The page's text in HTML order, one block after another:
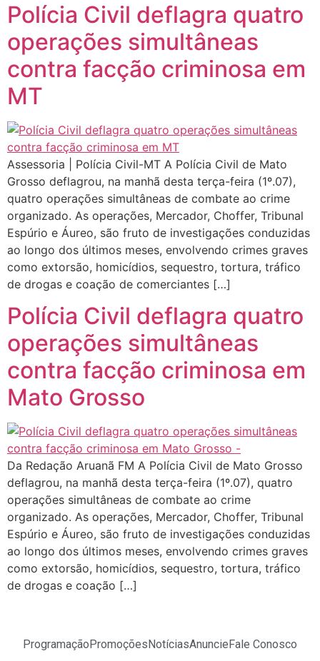
Polícia Civil deflagra quatro
operações simultâneas
contra facção criminosa em
MT
Assessoria | Polícia Civil-MT A Polícia Civil de Mato
Grosso deflagrou, na manhã desta terça-feira (1º.07),
quatro operações simultâneas de combate ao crime
organizado. As operações, Mercador, Choffer, Tribunal
Espúrio e Áureo, são fruto de investigações conduzidas
ao longo dos últimos meses, envolvendo crimes graves
como extorsão, homicídios, sequestro, tortura, tráfico
de drogas e coação de comerciantes […]
Polícia Civil deflagra quatro
operações simultâneas
contra facção criminosa em
Mato Grosso
Da Redação Aruanã FM A Polícia Civil de Mato Grosso
deflagrou, na manhã desta terça-feira (1º.07), quatro
operações simultâneas de combate ao crime
organizado. As operações, Mercador, Choffer, Tribunal
Espúrio e Áureo, são fruto de investigações conduzidas
ao longo dos últimos meses, envolvendo crimes graves
como extorsão, homicídios, sequestro, tortura, tráfico
de drogas e coação […]
ProgramaçãoPromoçõesNotíciasAnuncieFale Conosco